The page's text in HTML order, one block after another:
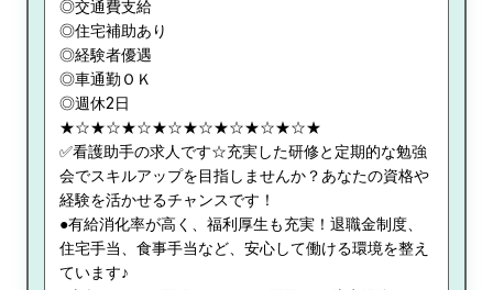
◎交通費支給
◎住宅補助あり
◎経験者優遇
◎車通勤ＯＫ
◎週休2日
★☆★☆★☆★☆★☆★☆★☆★☆★
✅看護助手の求人です☆充実した研修と定期的な勉強
会でスキルアップを目指しませんか？あなたの資格や
経験を活かせるチャンスです！
●有給消化率が高く、福利厚生も充実！退職金制度、
住宅手当、食事手当など、安心して働ける環境を整え
ています♪